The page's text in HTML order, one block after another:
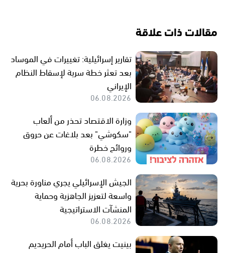
مقالات ذات علاقة
تقارير إسرائيلية: تغييرات في الموساد
بعد تعثر خطة سرية لإسقاط النظام
الإيراني
06.08.2026
وزارة الاقتصاد تحذر من ألعاب
"سكوشي" بعد بلاغات عن حروق
وروائح خطرة
06.08.2026
الجيش الإسرائيلي يجري مناورة بحرية
واسعة لتعزيز الجاهزية وحماية
المنشآت الاستراتيجية
06.08.2026
بينيت يغلق الباب أمام الحريديم